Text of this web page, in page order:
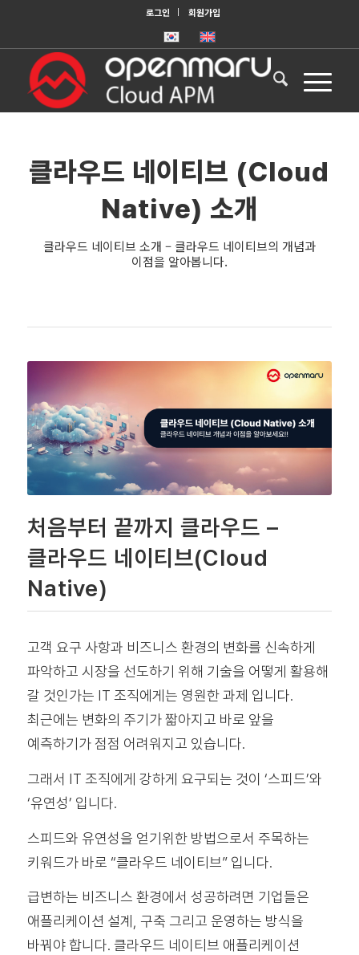
로그인 회원가입
클라우드 네이티브 (Cloud
Native) 소개
클라우드 네이티브 소개 – 클라우드 네이티브의 개념과
이점을 알아봅니다.
처음부터 끝까지 클라우드 –
클라우드 네이티브(Cloud
Native)
고객 요구 사항과 비즈니스 환경의 변화를 신속하게
파악하고 시장을 선도하기 위해 기술을 어떻게 활용해
갈 것인가는 IT 조직에게는 영원한 과제 입니다.
최근에는 변화의 주기가 짧아지고 바로 앞을
예측하기가 점점 어려워지고 있습니다.
그래서 IT 조직에게 강하게 요구되는 것이 ‘스피드’와
‘유연성’ 입니다.
스피드와 유연성을 얻기위한 방법으로서 주목하는
키워드가 바로 “클라우드 네이티브” 입니다.
급변하는 비즈니스 환경에서 성공하려면 기업들은
애플리케이션 설계, 구축 그리고 운영하는 방식을
바꿔야 합니다. 클라우드 네이티브 애플리케이션